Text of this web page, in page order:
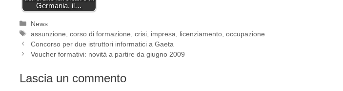
Germania, il…
Categorie
News
Tag
assunzione ,corso di formazione ,crisi impresa licenziamento ,occupazione
Concorso per due istruttori informatici a Gaeta
Voucher formativi: novità a partire da giugno 2009
Lascia un commento